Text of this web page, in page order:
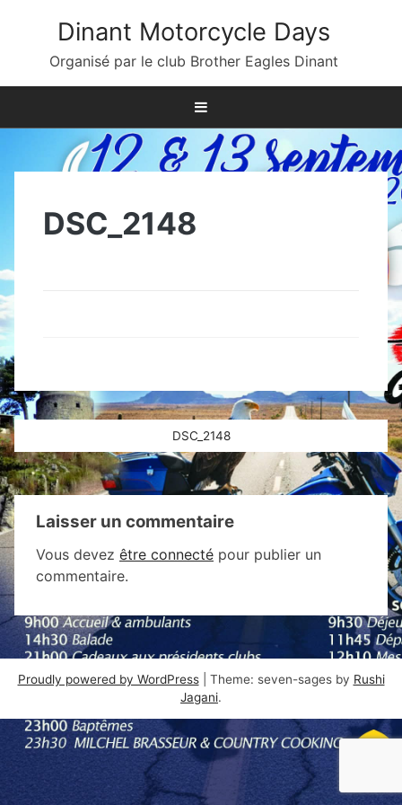
Dinant Motorcycle Days
Organisé par le club Brother Eagles Dinant
DSC_2148
Navigation
de
l’article
DSC_2148
Laisser un commentaire
Vous devez être connecté pour publier un
commentaire.
Proudly powered by WordPress Theme: seven-sages by Rushi
Jagani.